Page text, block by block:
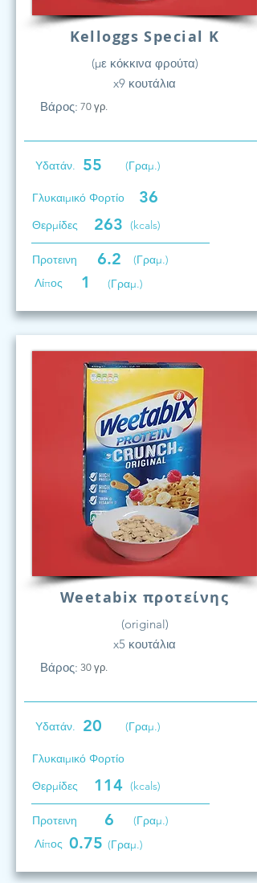
Kelloggs Special K
(με κόκκινα φρούτα)
x9 κουτάλια
Βάρος: 70 γρ.
Υδατάν. 55 (Γραμ.)
Γλυκαιμικό Φορτίο 36
Θερμίδες 263 (kcals)
Προτεινη 6.2
(Γραμ.)
Λίπος
1 (Γραμ.)
Weetabix προτείνης
(original)
x5 κουτάλια
Βάρος: 30 γρ.
Υδατάν. 20 (Γραμ.)
Γλυκαιμικό Φορτίο
Θερμίδες
114 (kcals)
Προτεινη 6
(Γραμ.)
Λίπος 0.75 (Γραμ.)